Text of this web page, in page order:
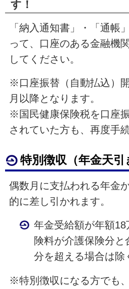
す！
「納入通知書」・「通帳
って、口座のある金融機
してください。
※口座振替（自動払込）
月以降となります。
※国民健康保険税を口座
されていた方も、再度手
特別徴収（年金天引
偶数月に支払われる年金
的に差し引かれます。
年金受給額が年額
険料が介護保険分
分を超える場合は除
※特別徴収になる方でも